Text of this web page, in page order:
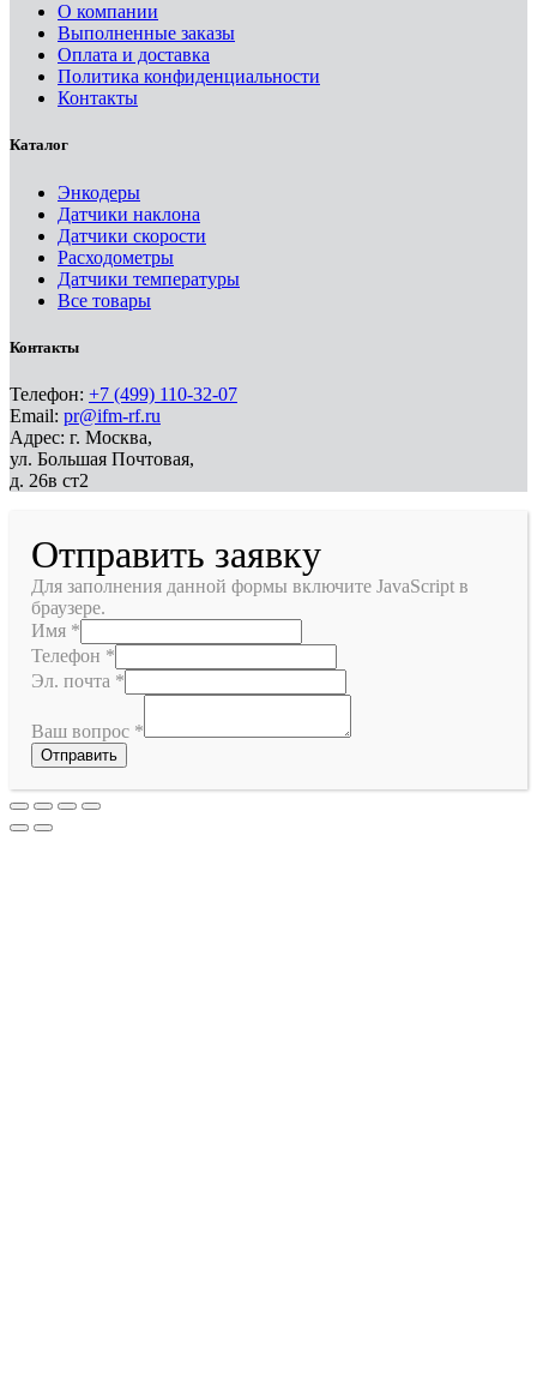
О компании
Выполненные заказы
Оплата и доставка
Политика конфиденциальности
Контакты
Каталог
Энкодеры
Датчики наклона
Датчики скорости
Расходометры
Датчики температуры
Все товары
Контакты
Телефон: +7 (499) 110-32-07
Email: pr@ifm-rf.ru
Адрес: г. Москва,
ул. Большая Почтовая,
д. 26в ст2
Отправить заявку
Для заполнения данной формы включите JavaScript в
браузере.
Имя *
Телефон *
Эл. почта *
Ваш вопрос *
Отправить